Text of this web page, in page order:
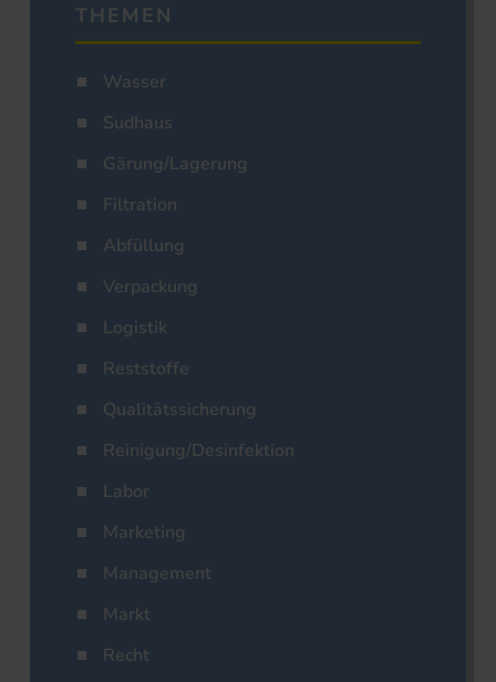
THEMEN
Wasser
Sudhaus
Gärung/Lagerung
Filtration
Abfüllung
Verpackung
Logistik
Reststoffe
Qualitätssicherung
Reinigung/Desinfektion
Labor
Marketing
Management
Markt
Recht